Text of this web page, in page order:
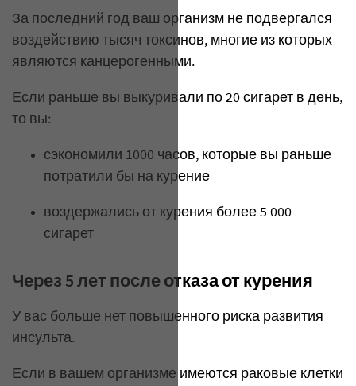
За последний год ваш организм не подвергался
воздействию тысяч токсинов, многие из которых
являются канцерогенными.
Если раньше вы выкуривали по 20 сигарет в день,
то вы:
сэкономили 1000 часов, которые вы раньше
потратили бы на курение
​воздержались от курения более 5 000
сигарет
Через 5 лет после отказа от курения
У вас больше нет повышенного риска развития
инсульта.
Если в вашем организме имеются раковые клетки